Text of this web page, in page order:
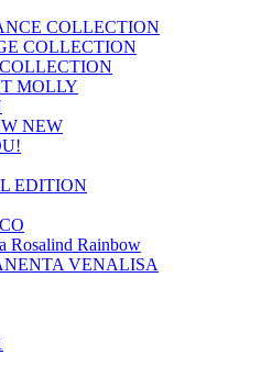
COLLECTION
COLLECTION
MOLLY
NEW
EDITION
Rosalind Rainbow
VENALISA